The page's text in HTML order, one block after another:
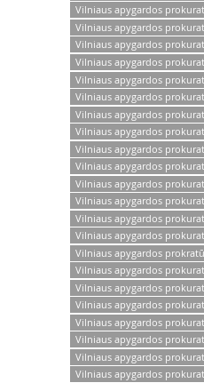
Vilniaus apygardos
Vilniaus apygardos
Vilniaus apygardos
Vilniaus apygardos
Vilniaus apygardos
Vilniaus apygardos
Vilniaus apygardos
Vilniaus apygardos
Vilniaus apygardos
Vilniaus apygardos
Vilniaus apygardos
Vilniaus apygardos
Vilniaus apygardos
Vilniaus apygardos
Vilniaus apygardos
Vilniaus apygardos
Vilniaus apygardos
Vilniaus apygardos
Vilniaus apygardos
Vilniaus apygardos
Vilniaus apygardos
Vilniaus apygardos